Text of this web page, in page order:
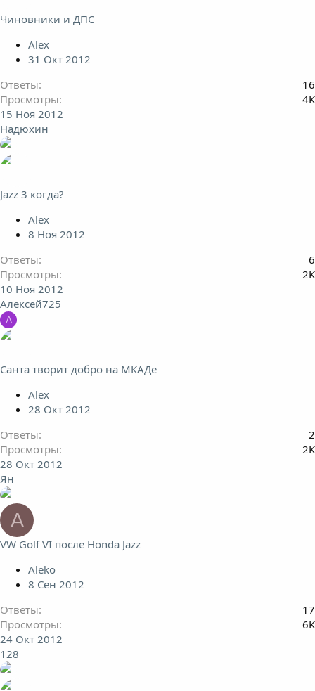
Чиновники и ДПС
Alex
31 Окт 2012
Ответы
16
Просмотры
4K
15 Ноя 2012
Надюхин
Jazz 3 когда?
Alex
8 Ноя 2012
Ответы
6
Просмотры
2K
10 Ноя 2012
Алексей725
А
Санта творит добро на МКАДе
Alex
28 Окт 2012
Ответы
2
Просмотры
2K
28 Окт 2012
Ян
A
VW Golf VI после Honda Jazz
Aleko
8 Сен 2012
Ответы
17
Просмотры
6K
24 Окт 2012
128